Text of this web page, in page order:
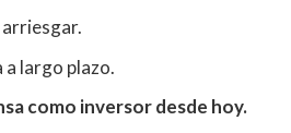
largo plazo.
como inversor desde hoy.